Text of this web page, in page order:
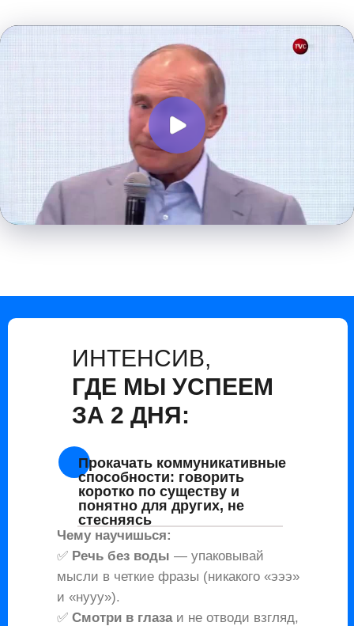
ИНТЕНСИВ,
ГДЕ МЫ УСПЕЕМ
ЗА 2 ДНЯ:
Чему научишься:
✅ Речь без воды — упаковывай
мысли в четкие фразы (никакого «эээ»
и «нууу»).
✅ Смотри в глаза и не отводи взгляд,
Прокачать коммуникативные
способности: говорить
коротко по существу и
понятно для других, не
стесняясь